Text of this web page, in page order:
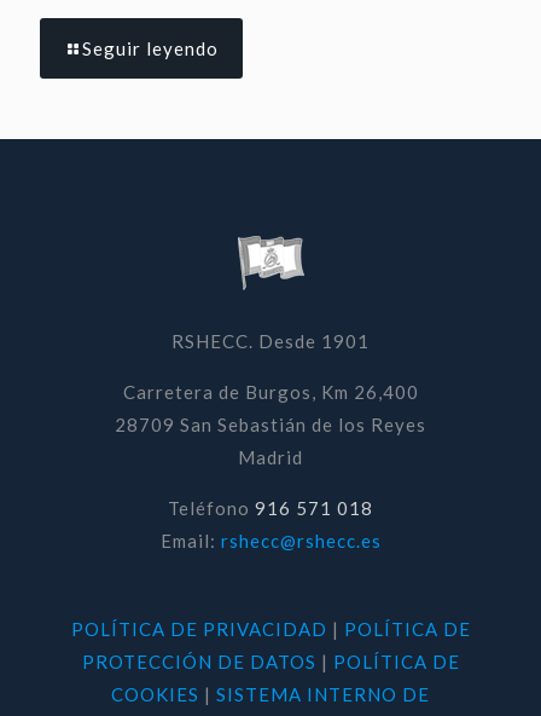
Seguir leyendo
RSHECC. Desde 1901
Carretera de Burgos, Km 26,400
28709 San Sebastián de los Reyes
Madrid
Teléfono 916 571 018
Email: rshecc@rshecc.es
POLÍTICA DE PRIVACIDAD | POLÍTICA DE
PROTECCIÓN DE DATOS | POLÍTICA DE
COOKIES | SISTEMA INTERNO DE